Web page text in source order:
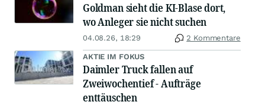
Goldman sieht die KI-Blase dort,
wo Anleger sie nicht suchen
04.08.26, 18:29 2 Kommentare
AKTIE IM FOKUS
Daimler Truck fallen auf
Zweiwochentief - Aufträge
enttäuschen